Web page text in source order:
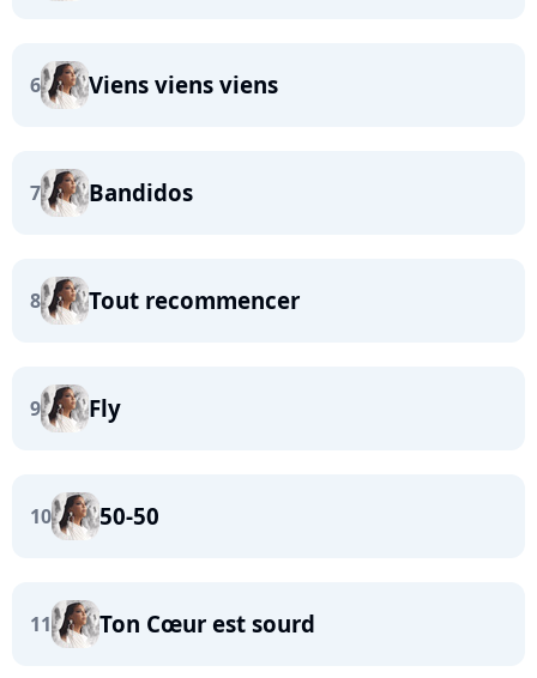
6 Viens viens viens
7 Bandidos
8 Tout recommencer
9 Fly
10 50-50
11 Ton Cœur est sourd